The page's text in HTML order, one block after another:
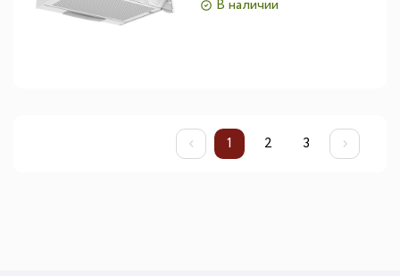
В наличии
1 2 3